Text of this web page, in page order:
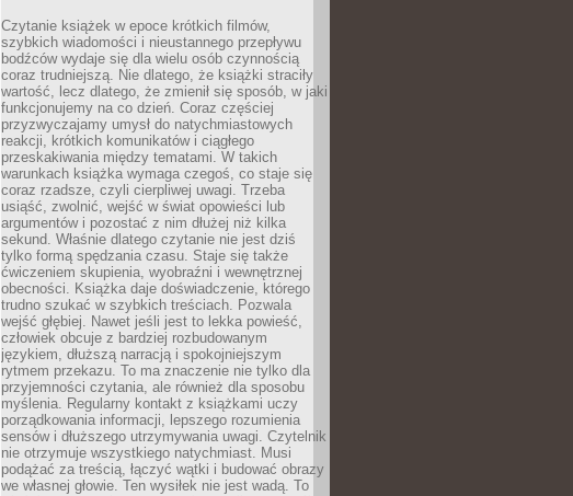
Czytanie książek w epoce krótkich filmów,
szybkich wiadomości i nieustannego przepływu
bodźców wydaje się dla wielu osób czynnością
coraz trudniejszą. Nie dlatego, że książki straciły
wartość, lecz dlatego, że zmienił się sposób, w jaki
funkcjonujemy na co dzień. Coraz częściej
przyzwyczajamy umysł do natychmiastowych
reakcji, krótkich komunikatów i ciągłego
przeskakiwania między tematami. W takich
warunkach książka wymaga czegoś, co staje się
coraz rzadsze, czyli cierpliwej uwagi. Trzeba
usiąść, zwolnić, wejść w świat opowieści lub
argumentów i pozostać z nim dłużej niż kilka
sekund. Właśnie dlatego czytanie nie jest dziś
tylko formą spędzania czasu. Staje się także
ćwiczeniem skupienia, wyobraźni i wewnętrznej
obecności. Książka daje doświadczenie, którego
trudno szukać w szybkich treściach. Pozwala
wejść głębiej. Nawet jeśli jest to lekka powieść,
człowiek obcuje z bardziej rozbudowanym
językiem, dłuższą narracją i spokojniejszym
rytmem przekazu. To ma znaczenie nie tylko dla
przyjemności czytania, ale również dla sposobu
myślenia. Regularny kontakt z książkami uczy
porządkowania informacji, lepszego rozumienia
sensów i dłuższego utrzymywania uwagi. Czytelnik
nie otrzymuje wszystkiego natychmiast. Musi
podążać za treścią, łączyć wątki i budować obrazy
we własnej głowie. Ten wysiłek nie jest wadą. To